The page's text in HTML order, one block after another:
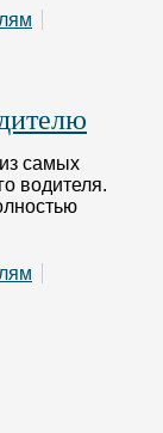
самых
водителя.